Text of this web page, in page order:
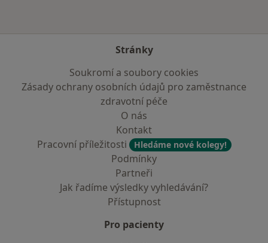
Stránky
Soukromí a soubory cookies
Zásady ochrany osobních údajů pro zaměstnance
zdravotní péče
O nás
Kontakt
Pracovní příležitosti
Hledáme nové kolegy!
Podmínky
Partneři
Jak řadíme výsledky vyhledávání?
Přístupnost
Pro pacienty